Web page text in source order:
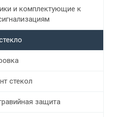
и комплектующие к
стекол
защита